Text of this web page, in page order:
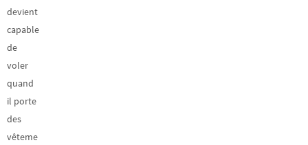
devient
capable
de
voler
quand
il porte
des
vêteme